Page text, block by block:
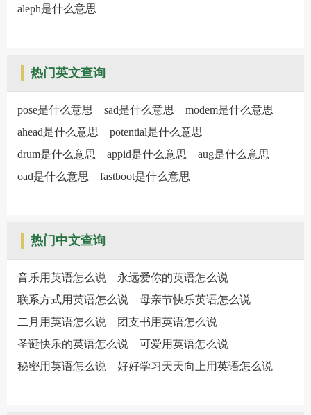
aleph是什么意思
热门英文查询
pose是什么意思 sad是什么意思
modem是什么意思
ahead是什么意思
potential是什么意思
drum是什么意思
appid是什么意思
aug是什么意思
oad是什么意思
fastboot是什么意思
热门中文查询
音乐用英语怎么说
永远爱你的英语怎么说
联系方式用英语怎么说
母亲节快乐英语怎么说
二月用英语怎么说
团支书用英语怎么说
圣诞快乐的英语怎么说
可爱用英语怎么说
秘密用英语怎么说
好好学习天天向上用英语怎么说